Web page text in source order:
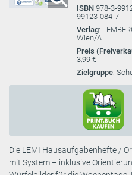
ISBN 978-3-
99123-084-7
Verlag:
Wien/A
Preis
3,99 €
Zielgruppe:
Die LEMI Hausaufgabenhefte /
mit System – inklusive